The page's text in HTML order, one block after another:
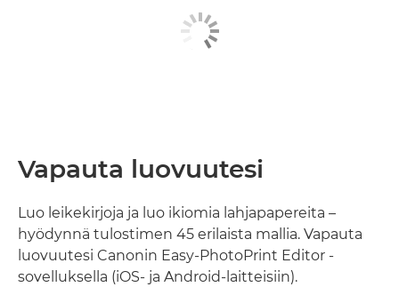
Vapauta luovuutesi
Luo leikekirjoja ja luo ikiomia lahjapapereita –
hyödynnä tulostimen 45 erilaista mallia. Vapauta
luovuutesi Canonin Easy-PhotoPrint Editor -
sovelluksella (iOS- ja Android-laitteisiin).